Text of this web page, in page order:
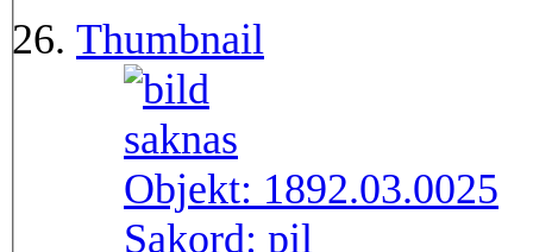
Thumbnail
Objekt: 1892.03.0025
Sakord: pil